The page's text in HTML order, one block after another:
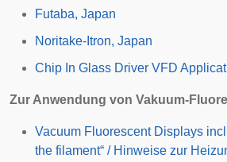
Futaba, Japan
Noritake-Itron, Japan
Chip In Glass Driver VFD
Zur Anwendung von Vakuum-
Vacuum Fluorescent Displays
the filament“ / Hinweise zur